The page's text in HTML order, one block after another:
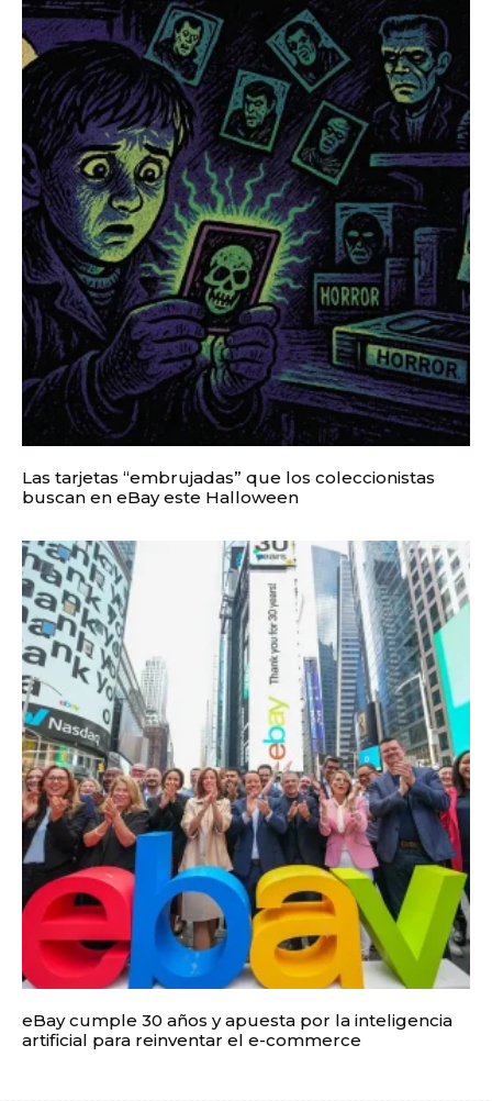
Las tarjetas “embrujadas” que los coleccionistas
buscan en eBay este Halloween
eBay cumple 30 años y apuesta por la inteligencia
artificial para reinventar el e-commerce